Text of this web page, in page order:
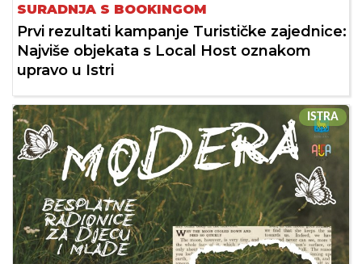
SURADNJA S BOOKINGOM
Prvi rezultati kampanje Turističke zajednice:
Najviše objekata s Local Host oznakom
upravo u Istri
ISTRA